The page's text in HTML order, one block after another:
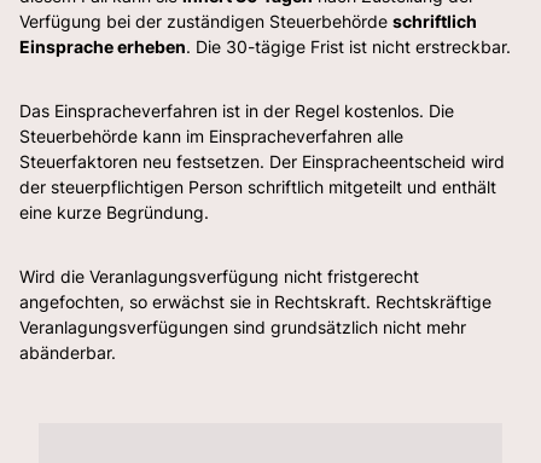
Verfügung bei der zuständigen Steuerbehörde schriftlich
Einsprache erheben. Die 30-tägige Frist ist nicht erstreckbar.
Das Einspracheverfahren ist in der Regel kostenlos. Die
Steuerbehörde kann im Einspracheverfahren alle
Steuerfaktoren neu festsetzen. Der Einspracheentscheid wird
der steuerpflichtigen Person schriftlich mitgeteilt und enthält
eine kurze Begründung.
Wird die Veranlagungsverfügung nicht fristgerecht
angefochten, so erwächst sie in Rechtskraft. Rechtskräftige
Veranlagungsverfügungen sind grundsätzlich nicht mehr
abänderbar.